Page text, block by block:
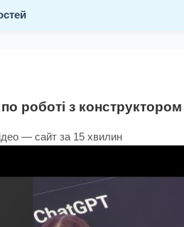
по роботі з конструктором
— сайт за 15 хвилин